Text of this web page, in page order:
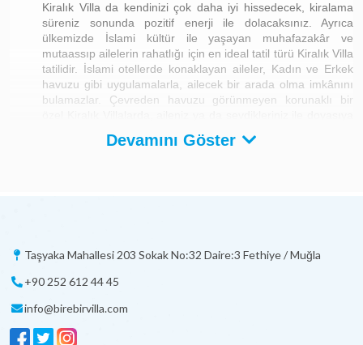
Kiralık Villa da kendinizi çok daha iyi hissedecek, kiralama
süreniz sonunda pozitif enerji ile dolacaksınız. Ayrıca
ülkemizde İslami kültür ile yaşayan muhafazakâr ve
mutaassıp ailelerin rahatlığı için en ideal tatil türü Kiralık Villa
tatilidir. İslami otellerde konaklayan aileler, Kadın ve Erkek
havuzu gibi uygulamalarla, ailecek bir arada olma imkânını
bulamazlar. Çevreden havuzu görünmeyen korunaklı bir
ayrıca balayı villa konseptine de uygun olmaktadır.
faktörlere göre değişebilmekte, tatil sezonu ve villa özellikleri
gibi detayların ise bu değişimde büyük bir katkısı olmaktadır.
Ailesi, yakınları ve sevdikleriyle birlikte konaklamak
özellikleri daha kapsamlı hale geldikçe fiyatlar yükselmekte
ve günlük fiyat aralığı da çoğalmaktadır.
Devamını Göster
Taşyaka Mahallesi 203 Sokak No:32 Daire:3 Fethiye / Muğla
+90 252 612 44 45
info@birebirvilla.com